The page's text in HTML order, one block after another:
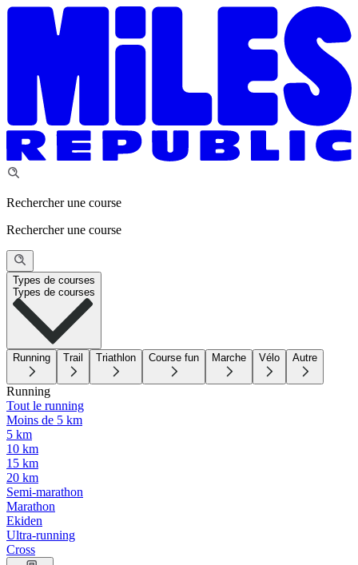
Rechercher une course
Rechercher une course
Types de courses
Types de courses
Running Trail Triathlon Course fun Marche Vélo Autre
Running
Tout le running
Moins de 5 km
5 km
10 km
15 km
20 km
Semi-marathon
Marathon
Ekiden
Ultra-running
Cross